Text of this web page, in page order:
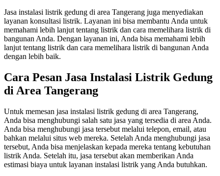
Jasa instalasi listrik gedung di area Tangerang juga menyediakan
layanan konsultasi listrik. Layanan ini bisa membantu Anda untuk
memahami lebih lanjut tentang listrik dan cara memelihara listrik di
bangunan Anda. Dengan layanan ini, Anda bisa memahami lebih
lanjut tentang listrik dan cara memelihara listrik di bangunan Anda
dengan lebih baik.
Cara Pesan Jasa Instalasi Listrik Gedung
di Area Tangerang
Untuk memesan jasa instalasi listrik gedung di area Tangerang,
Anda bisa menghubungi salah satu jasa yang tersedia di area Anda.
Anda bisa menghubungi jasa tersebut melalui telepon, email, atau
bahkan melalui situs web mereka. Setelah Anda menghubungi jasa
tersebut, Anda bisa menjelaskan kepada mereka tentang kebutuhan
listrik Anda. Setelah itu, jasa tersebut akan memberikan Anda
estimasi biaya untuk layanan instalasi listrik yang Anda butuhkan.